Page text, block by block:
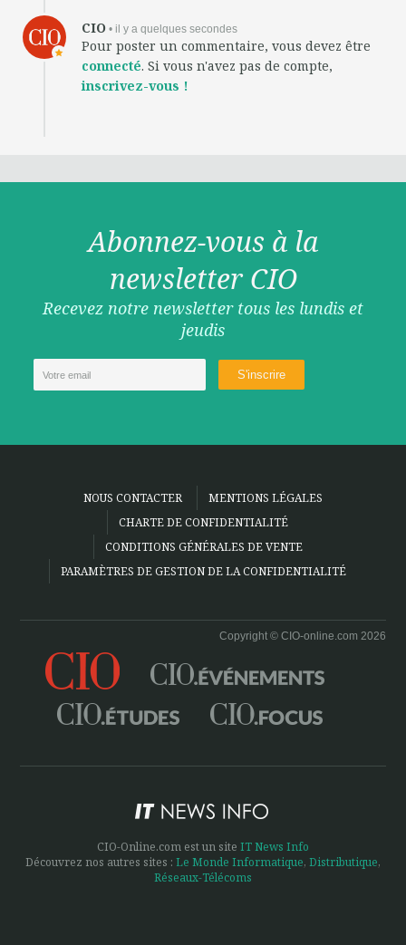
CIO • il y a quelques secondes
Pour poster un commentaire, vous devez être
connecté. Si vous n'avez pas de compte,
inscrivez-vous !
Abonnez-vous à la
newsletter CIO
Recevez notre newsletter tous les lundis et
jeudis
NOUS CONTACTER
MENTIONS LÉGALES
CHARTE DE CONFIDENTIALITÉ
CONDITIONS GÉNÉRALES DE VENTE
PARAMÈTRES DE GESTION DE LA CONFIDENTIALITÉ
Copyright © CIO-online.com 2026
CIO-Online.com est un site IT News Info
Découvrez nos autres sites : Le Monde Informatique, Distributique,
Réseaux-Télécoms